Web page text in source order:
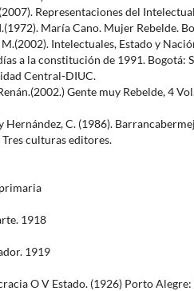
Representaciones del
María Cano. Mujer Rebelde.
Intelectuales, Estado y
a la constitución de 1991. Bogotá:
Central-DIUC.
Gente muy Rebelde, 4
Hernández, C. (1986).
Tres culturas editores.
1918
1919
O V Estado. (1926) Porto